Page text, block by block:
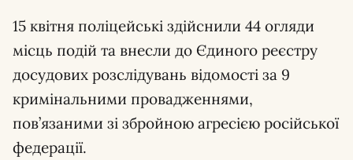
15 квітня поліцейські здійснили 44 огляди
місць подій та внесли до Єдиного реєстру
досудових розслідувань відомості за 9
кримінальними провадженнями,
пов’язаними зі збройною агресією російської
федерації.